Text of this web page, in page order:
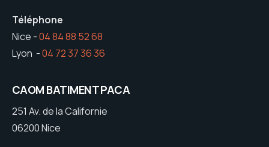
Téléphone
Nice -04 84 88 52 68
Lyon -04 72 37 36 36
CAOM BATIMENT PACA
251 Av. de la Californie
06200 Nice